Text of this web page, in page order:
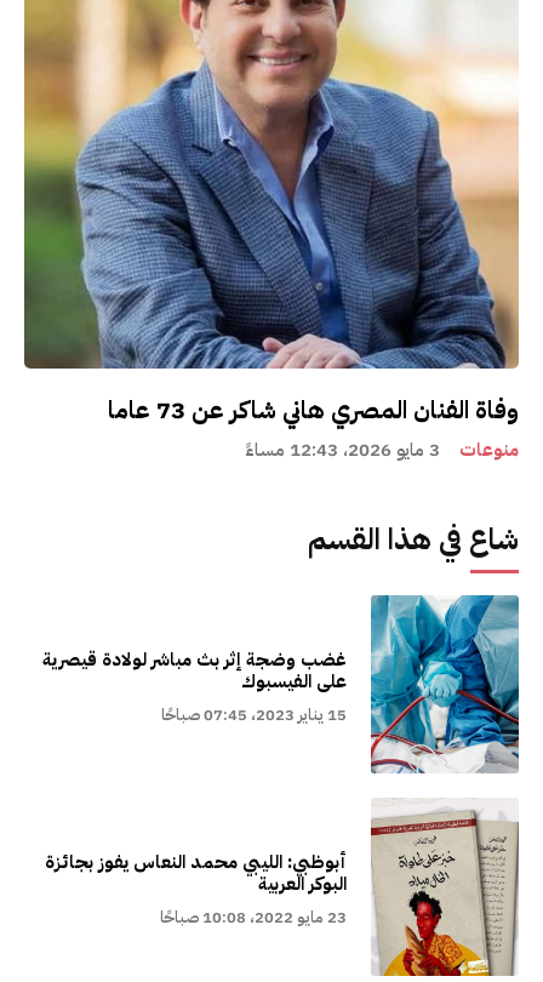
وفاة الفنان المصري هاني شاكر عن 73 عاما
منوعات 3 مايو 2026، 12:43 مساءً
شاع في هذا القسم
غضب وضجة إثر بث مباشر لولادة قيصرية
على الفيسبوك
15 يناير 2023، 07:45 صباحًا
أبوظبي: الليبي محمد النعاس يفوز بجائزة
البوكر العربية
23 مايو 2022، 10:08 صباحًا